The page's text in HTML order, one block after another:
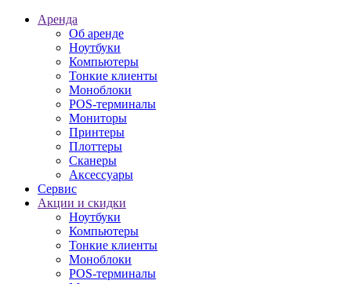
Аренда
Об аренде
Ноутбуки
Компьютеры
Тонкие клиенты
Моноблоки
POS-терминалы
Мониторы
Принтеры
Плоттеры
Сканеры
Аксессуары
Сервис
Акции и скидки
Ноутбуки
Компьютеры
Тонкие клиенты
Моноблоки
POS-терминалы